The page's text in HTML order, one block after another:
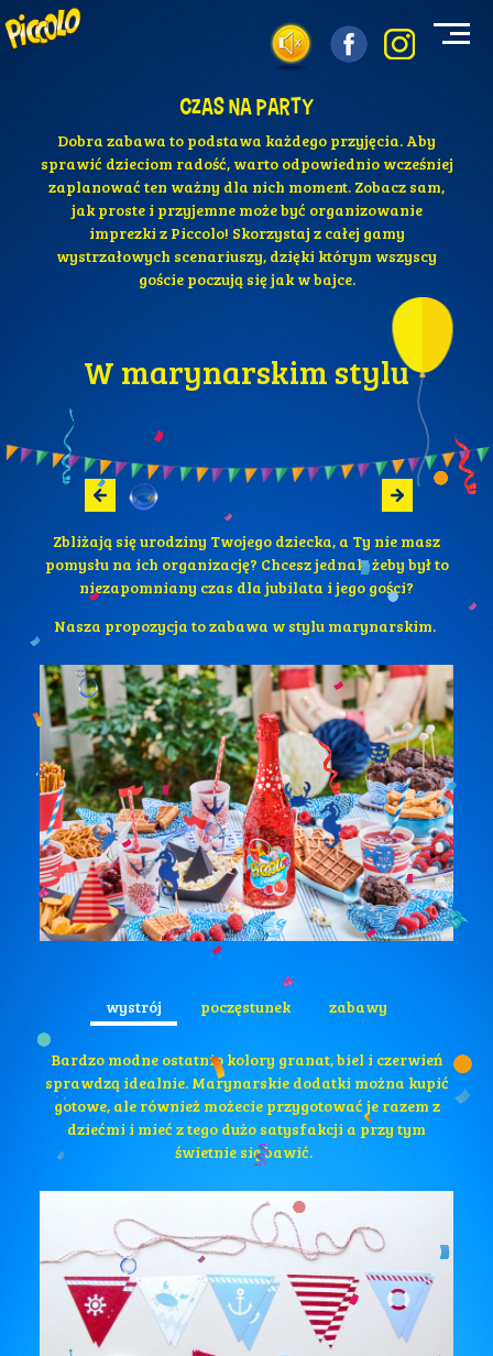
Czas na party
Dobra zabawa to podstawa każdego przyjęcia. Aby
sprawić dzieciom radość, warto odpowiednio wcześniej
zaplanować ten ważny dla nich moment. Zobacz sam,
jak proste i przyjemne może być organizowanie
imprezki z Piccolo! Skorzystaj z całej gamy
wystrzałowych scenariuszy, dzięki którym wszyscy
goście poczują się jak w bajce.
W marynarskim stylu
Zbliżają się urodziny Twojego dziecka, a Ty nie masz
pomysłu na ich organizację? Chcesz jednak, żeby był to
niezapomniany czas dla jubilata i jego gości?
Nasza propozycja to zabawa w stylu marynarskim.
wystrój poczęstunek zabawy
Bardzo modne ostatnio kolory granat, biel i czerwień
sprawdzą idealnie. Marynarskie dodatki można kupić
gotowe, ale również możecie przygotować je razem z
dziećmi i mieć z tego dużo satysfakcji a przy tym
świetnie się bawić.